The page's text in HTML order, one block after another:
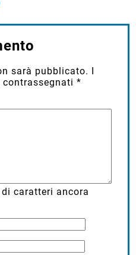
sarà pubblicato.
contrassegnati*
di caratteri ancora